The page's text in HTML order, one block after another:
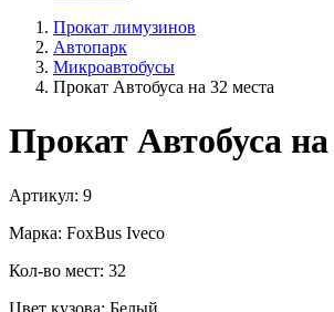
Прокат лимузинов
Автопарк
Микроавтобусы
Прокат Автобуса на 32 места
Прокат Автобуса
Артикул: 9
Марка: FoxBus Iveco
Кол-во мест: 32
Цвет кузова: Белый